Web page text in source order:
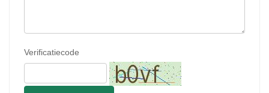
Verificatiecode